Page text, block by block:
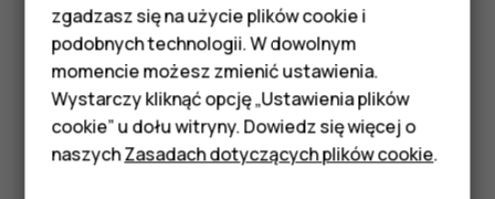
podstawowymi
Akcesoria
HMD Terra M
Tablety
Podczas słuchania stacji dotknijstar_border.
Wskazówka:Aby słuchać stacji radiowej przez
głośniki telefonu, dotknijmore_vertGłośnik wł.Zostaw
podłączony zestaw słuchawkowy.
zgadzasz się na użycie plików cookie i
podobnych technologii. W dowolnym
momencie możesz zmienić ustawienia.
Wystarczy kliknąć opcję „Ustawienia plików
cookie” u dołu witryny. Dowiedz się więcej o
naszychZasadach dotyczących plików cookie.